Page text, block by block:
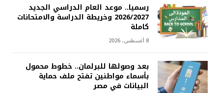
رسميا.. موعد العام الدراسي الجديد
2026/2027 وخريطة الدراسة والامتحانات
كاملة
8 أغسطس، 2026
بعد وصولها للبرلمان.. خطوط محمول
بأسماء مواطنين تفتح ملف حماية
البيانات في مصر